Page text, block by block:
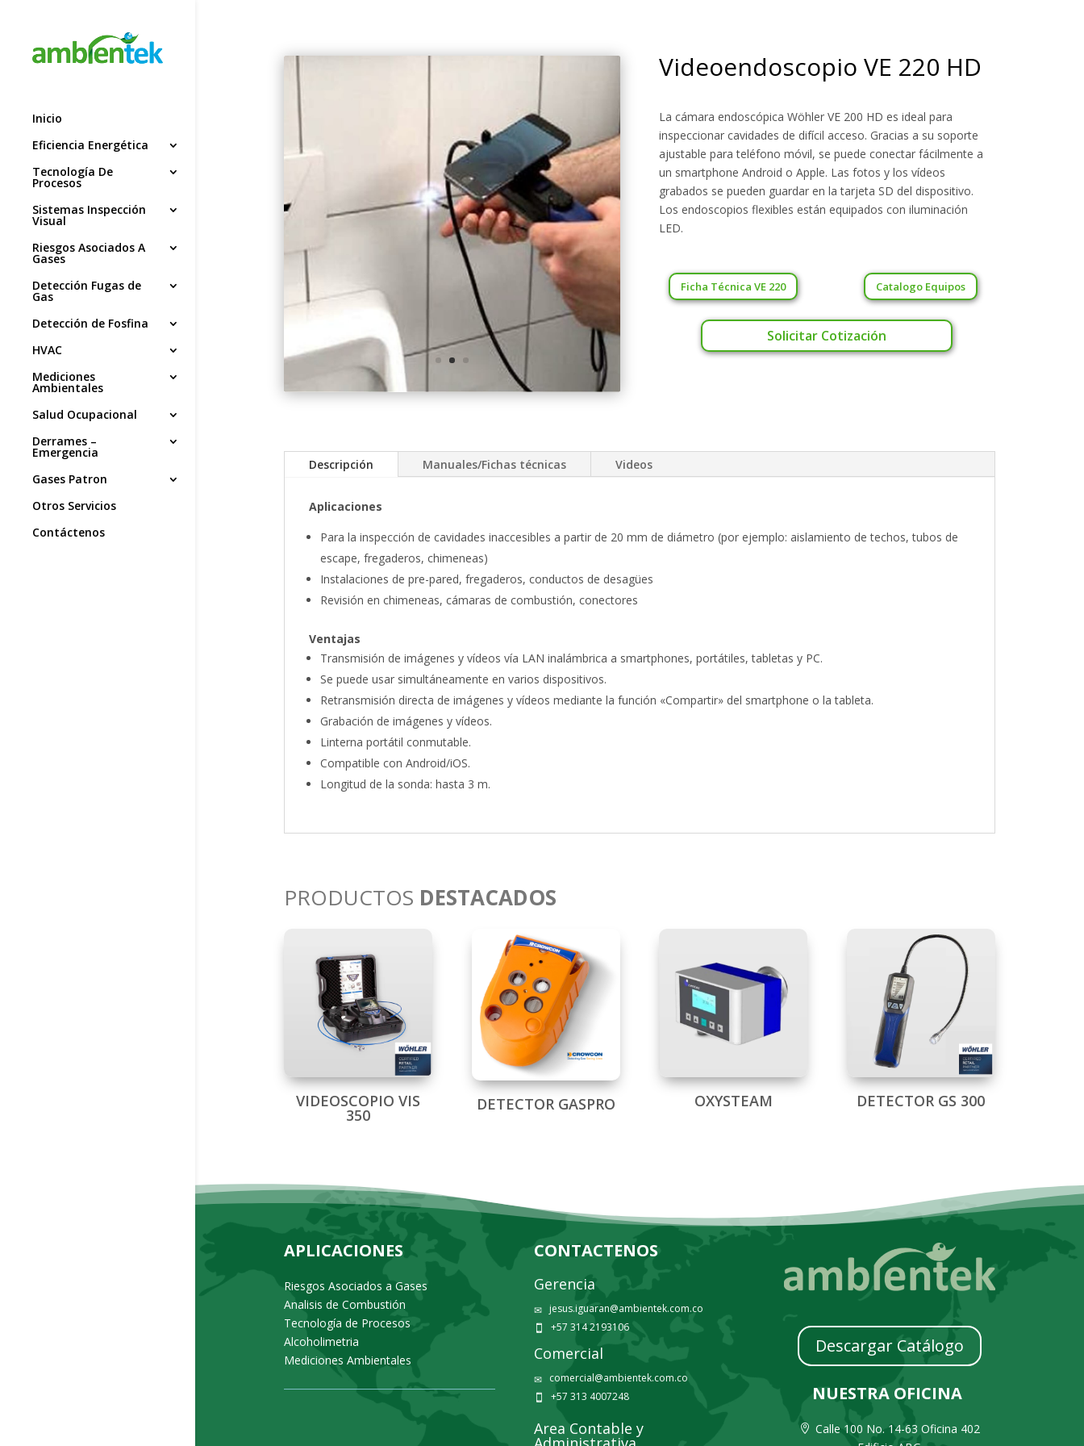
Inicio
Eficiencia Energética
Tecnología De
Procesos
Sistemas Inspección
Visual
Riesgos Asociados A
Gases
Detección Fugas de
Gas
Detección de Fosfina
HVAC
Mediciones
Ambientales
Salud Ocupacional
Derrames –
Emergencia
Gases Patron
Otros Servicios
Contáctenos
Videoendoscopio VE 220 HD
La cámara endoscópica Wöhler VE 200 HD es ideal para
inspeccionar cavidades de difícil acceso. Gracias a su soporte
ajustable para teléfono móvil, se puede conectar fácilmente a
un smartphone Android o Apple. Las fotos y los vídeos
grabados se pueden guardar en la tarjeta SD del dispositivo.
Los endoscopios flexibles están equipados con iluminación
LED.
Ficha Técnica VE 220 Catalogo Equipos
Solicitar Cotización
Descripción Manuales/Fichas técnicas Videos
Aplicaciones
Para la inspección de cavidades inaccesibles a partir de 20 mm de diámetro (por ejemplo: aislamiento de techos, tubos de
escape, fregaderos, chimeneas)
Instalaciones de pre-pared, fregaderos, conductos de desagües
Revisión en chimeneas, cámaras de combustión, conectores
Ventajas
Transmisión de imágenes y vídeos vía LAN inalámbrica a smartphones, portátiles, tabletas y PC.
Se puede usar simultáneamente en varios dispositivos.
Retransmisión directa de imágenes y vídeos mediante la función «Compartir» del smartphone o la tableta.
Grabación de imágenes y vídeos.
Linterna portátil conmutable.
Compatible con Android/iOS.
Longitud de la sonda: hasta 3 m.
PRODUCTOS DESTACADOS
VIDEOSCOPIO VIS
350
DETECTOR GASPRO OXYSTEAM DETECTOR GS 300
APLICACIONES
Riesgos Asociados a Gases
Analisis de Combustión
Tecnología de Procesos
Alcoholimetria
Mediciones Ambientales
CONTACTENOS
Gerencia
✉ jesus.iguaran@ambientek.com.co
 +57 314 2193106
Comercial
✉ comercial@ambientek.com.co
 +57 313 4007248
Area Contable y
Descargar Catálogo
NUESTRA OFICINA
 Calle 100 No. 14-63 Oficina 402